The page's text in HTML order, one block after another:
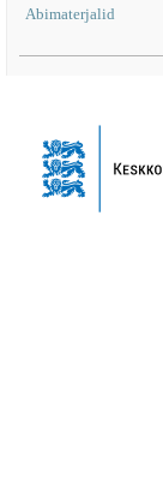
Abimaterjalid